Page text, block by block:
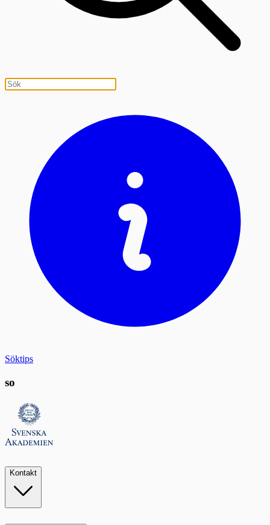
Söktips
so
Kontakt